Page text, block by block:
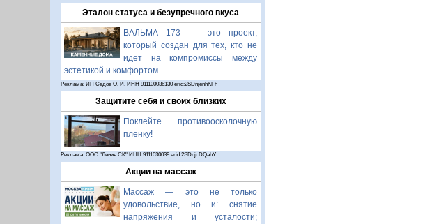
Эталон статуса и безупречного вкуса
ВАЛЬМА 173 - это проект,
который создан для тех, кто не
идет на компромиссы между
эстетикой и комфортом.
Реклама: ИП Седов О. И. ИНН 911100036130 erid:2SDnjenhKFh
Защитите себя и своих близких
Поклейте противоосколочную
пленку!
Реклама: ООО "Линия СК" ИНН 9111030039 erid:2SDnjcDQahY
Акции на массаж
Массаж — это не только
удовольствие, но и: снятие
напряжения и усталости;